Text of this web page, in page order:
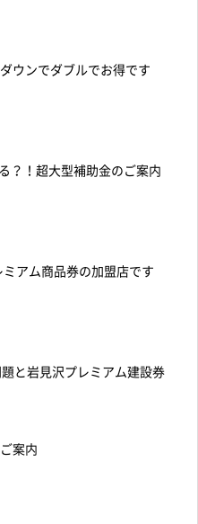
ウンでダブルでお得です
？！超大型補助金のご案内
アム商品券の加盟店です
と岩見沢プレミアム建設券
案内